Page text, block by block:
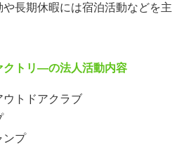
長期休暇には宿泊活動などを主
クトリ―の法人活動内容
ウトドアクラブ
ンプ